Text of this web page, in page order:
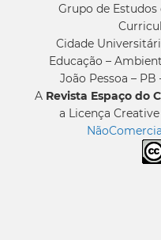
Grupo de
Cidade
Educação –
João Pessoa – PB
A Revista Espaço do
a Licença